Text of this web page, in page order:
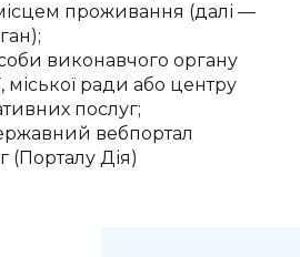
проживання (далі —
виконавчого органу
міської ради або центру
послуг;
вебпортал
(Порталу Дія)